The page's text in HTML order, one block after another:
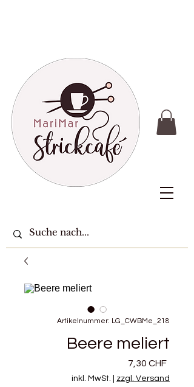
Artikelnummer: LG_CWBMe_218
Beere meliert
7,30 CHFPreis
inkl. MwSt. zzgl. Versand